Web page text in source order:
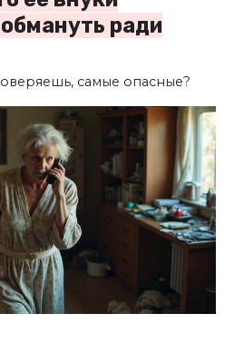
ради
самые опасные?